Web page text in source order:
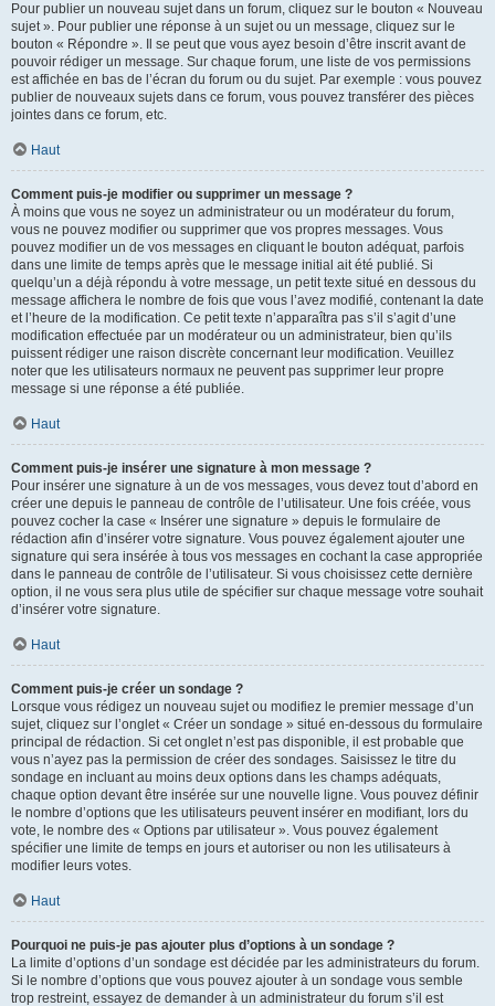
Pour publier un nouveau sujet dans un forum, cliquez sur le bouton « Nouveau
sujet ». Pour publier une réponse à un sujet ou un message, cliquez sur le
bouton « Répondre ». Il se peut que vous ayez besoin d’être inscrit avant de
pouvoir rédiger un message. Sur chaque forum, une liste de vos permissions
est affichée en bas de l’écran du forum ou du sujet. Par exemple : vous pouvez
publier de nouveaux sujets dans ce forum, vous pouvez transférer des pièces
jointes dans ce forum, etc.
Haut
Comment puis-je modifier ou supprimer un message ?
À moins que vous ne soyez un administrateur ou un modérateur du forum,
vous ne pouvez modifier ou supprimer que vos propres messages. Vous
pouvez modifier un de vos messages en cliquant le bouton adéquat, parfois
dans une limite de temps après que le message initial ait été publié. Si
quelqu’un a déjà répondu à votre message, un petit texte situé en dessous du
message affichera le nombre de fois que vous l’avez modifié, contenant la date
et l’heure de la modification. Ce petit texte n’apparaîtra pas s’il s’agit d’une
modification effectuée par un modérateur ou un administrateur, bien qu’ils
puissent rédiger une raison discrète concernant leur modification. Veuillez
noter que les utilisateurs normaux ne peuvent pas supprimer leur propre
message si une réponse a été publiée.
Haut
Comment puis-je insérer une signature à mon message ?
Pour insérer une signature à un de vos messages, vous devez tout d’abord en
créer une depuis le panneau de contrôle de l’utilisateur. Une fois créée, vous
pouvez cocher la case « Insérer une signature » depuis le formulaire de
rédaction afin d’insérer votre signature. Vous pouvez également ajouter une
signature qui sera insérée à tous vos messages en cochant la case appropriée
dans le panneau de contrôle de l’utilisateur. Si vous choisissez cette dernière
option, il ne vous sera plus utile de spécifier sur chaque message votre souhait
d’insérer votre signature.
Haut
Comment puis-je créer un sondage ?
Lorsque vous rédigez un nouveau sujet ou modifiez le premier message d’un
sujet, cliquez sur l’onglet « Créer un sondage » situé en-dessous du formulaire
principal de rédaction. Si cet onglet n’est pas disponible, il est probable que
vous n’ayez pas la permission de créer des sondages. Saisissez le titre du
sondage en incluant au moins deux options dans les champs adéquats,
chaque option devant être insérée sur une nouvelle ligne. Vous pouvez définir
le nombre d’options que les utilisateurs peuvent insérer en modifiant, lors du
vote, le nombre des « Options par utilisateur ». Vous pouvez également
spécifier une limite de temps en jours et autoriser ou non les utilisateurs à
modifier leurs votes.
Haut
Pourquoi ne puis-je pas ajouter plus d’options à un sondage ?
La limite d’options d’un sondage est décidée par les administrateurs du forum.
Si le nombre d’options que vous pouvez ajouter à un sondage vous semble
trop restreint, essayez de demander à un administrateur du forum s’il est